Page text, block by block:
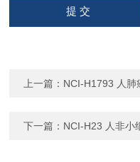
上一篇： NCI-H1793 人肺
下一篇： NCI-H23 人非小